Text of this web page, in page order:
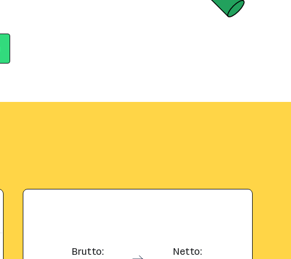
Brutto:
Netto: